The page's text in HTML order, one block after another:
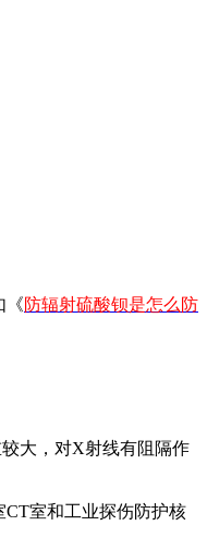
《防辐射硫酸钡是怎么防
大，对X射线有阻隔作
室和工业探伤防护核